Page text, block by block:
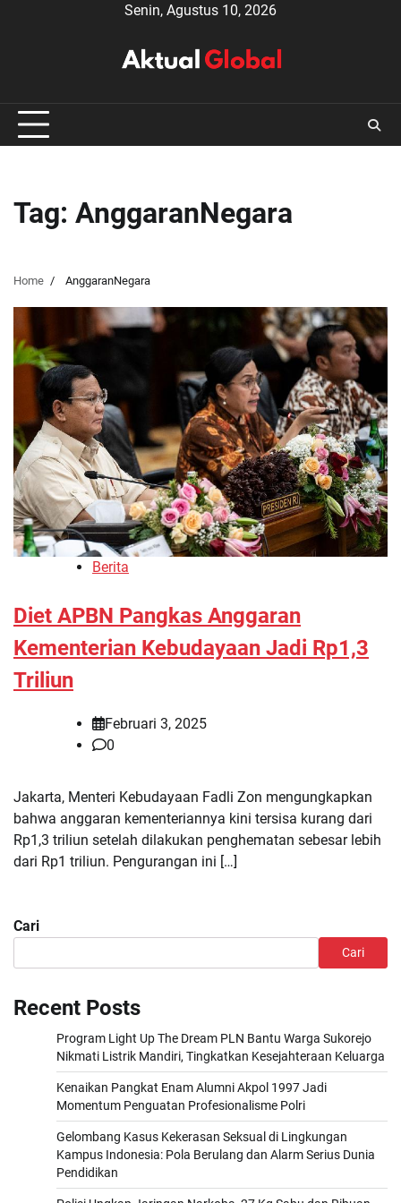
Senin, Agustus 10, 2026
Tag: AnggaranNegara
Home AnggaranNegara
Berita
Diet APBN Pangkas Anggaran
Kementerian Kebudayaan Jadi Rp1,3
Triliun
Februari 3, 2025
0
Jakarta, Menteri Kebudayaan Fadli Zon mengungkapkan
bahwa anggaran kementeriannya kini tersisa kurang dari
Rp1,3 triliun setelah dilakukan penghematan sebesar lebih
dari Rp1 triliun. Pengurangan ini […]
Cari
Cari
Recent Posts
Program Light Up The Dream PLN Bantu Warga Sukorejo
Nikmati Listrik Mandiri, Tingkatkan Kesejahteraan Keluarga
Kenaikan Pangkat Enam Alumni Akpol 1997 Jadi
Momentum Penguatan Profesionalisme Polri
Gelombang Kasus Kekerasan Seksual di Lingkungan
Kampus Indonesia: Pola Berulang dan Alarm Serius Dunia
Pendidikan